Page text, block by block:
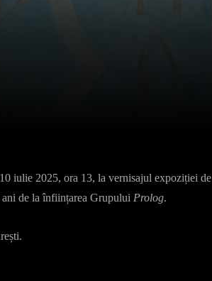
iulie 2025, ora 13, la vernisajul expoziției de
de la înființarea Grupului Prolog.